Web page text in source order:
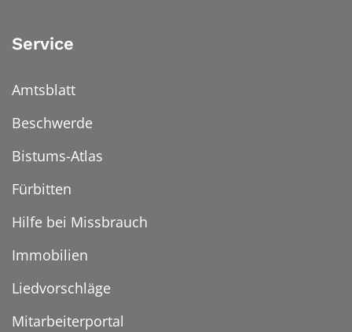
Service
Amtsblatt
Beschwerde
Bistums-Atlas
Fürbitten
Hilfe bei Missbrauch
Immobilien
Liedvorschläge
Mitarbeiterportal